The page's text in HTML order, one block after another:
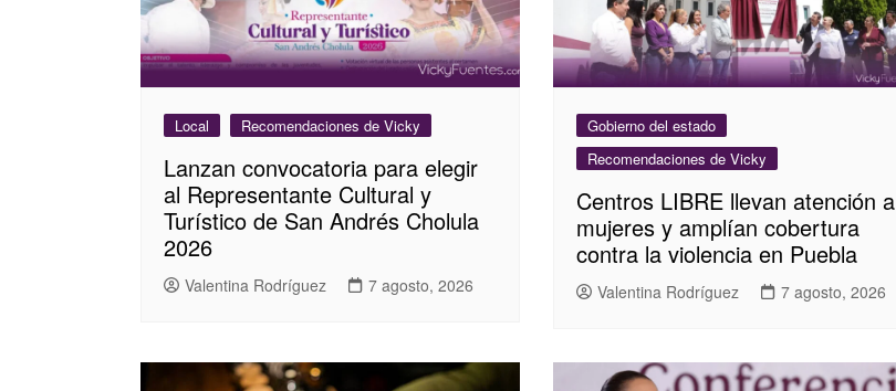
Local Recomendaciones de Vicky
Lanzan convocatoria para elegir
al Representante Cultural y
Turístico de San Andrés Cholula
2026
Valentina Rodríguez 7 agosto, 2026
Gobierno del estado
Recomendaciones de Vicky
Centros LIBRE llevan atención a
mujeres y amplían cobertura
contra la violencia en Puebla
Valentina Rodríguez 7 agosto, 2026